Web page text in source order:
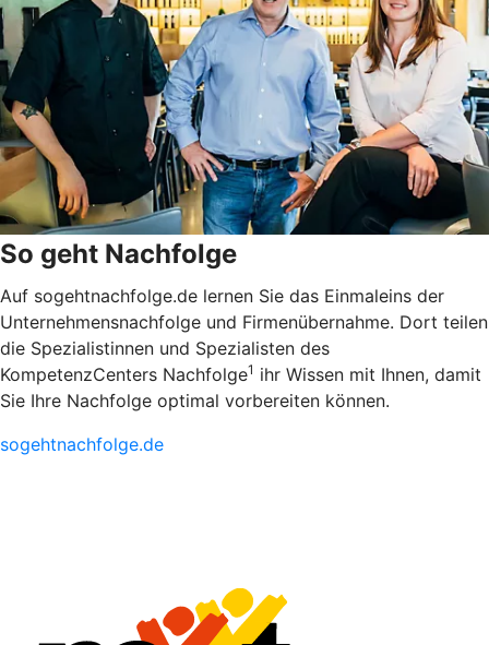
So geht Nachfolge
Auf sogehtnachfolge.de lernen Sie das Einmaleins der
Unternehmensnachfolge und Firmenübernahme. Dort teilen
die Spezialistinnen und Spezialisten des
KompetenzCenters Nachfolge1 ihr Wissen mit Ihnen, damit
Sie Ihre Nachfolge optimal vorbereiten können.
sogehtnachfolge.de